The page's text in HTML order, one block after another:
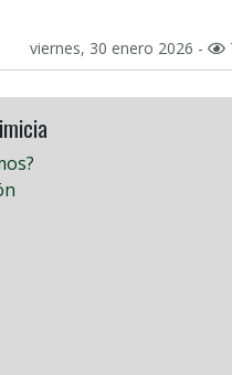
viernes, 30 enero 2026 -